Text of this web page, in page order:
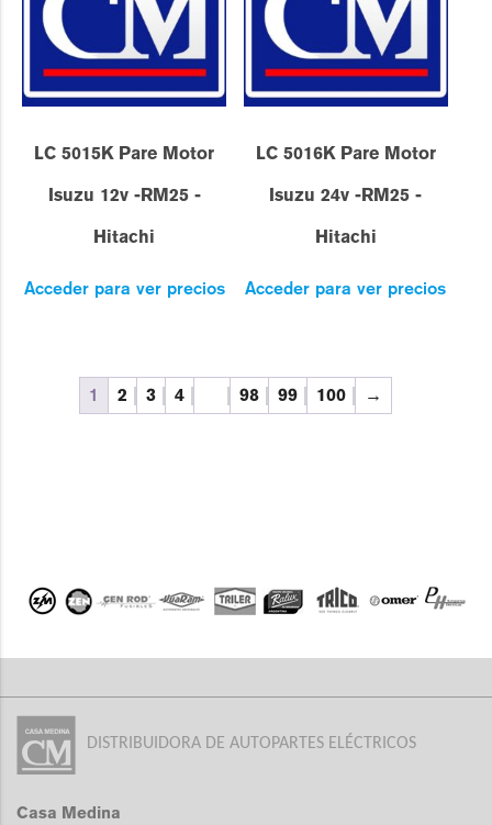
LC 5015K Pare Motor
Isuzu 12v -RM25 -
Hitachi
Acceder para ver precios
LC 5016K Pare Motor
Isuzu 24v -RM25 -
Hitachi
Acceder para ver precios
1 2 3 4 98 99 100 →
DISTRIBUIDORA DE AUTOPARTES ELÉCTRICOS
Casa Medina